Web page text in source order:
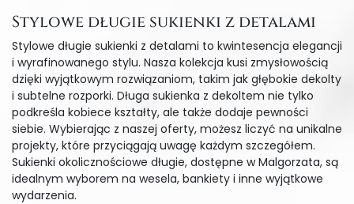
Stylowe długie sukienki z detalami
Stylowe długie sukienki z detalami to kwintesencja elegancji
i wyrafinowanego stylu. Nasza kolekcja kusi zmysłowością
dzięki wyjątkowym rozwiązaniom, takim jak głębokie dekolty
i subtelne rozporki. Długa sukienka z dekoltem nie tylko
podkreśla kobiece kształty, ale także dodaje pewności
siebie. Wybierając z naszej oferty, możesz liczyć na unikalne
projekty, które przyciągają uwagę każdym szczegółem.
Sukienki okolicznościowe długie, dostępne w Malgorzata, są
idealnym wyborem na wesela, bankiety i inne wyjątkowe
wydarzenia.